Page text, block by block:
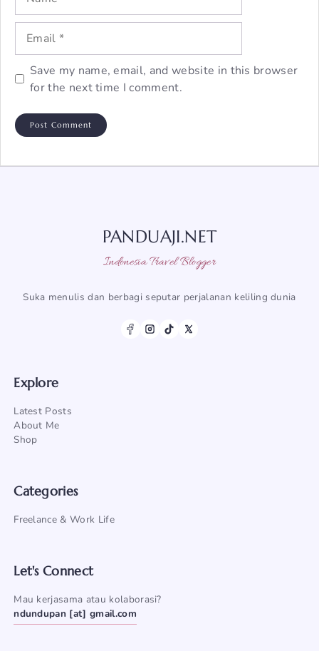
Email
Save my name, email, and website in this browser
for the next time I comment.
PANDUAJI.NET
Indonesia Travel Blogger
Suka menulis dan berbagi seputar perjalanan keliling dunia
Explore
Latest Posts
About Me
Shop
Categories
Freelance & Work Life
Let's Connect
Mau kerjasama atau kolaborasi?
ndundupan [at] gmail.com